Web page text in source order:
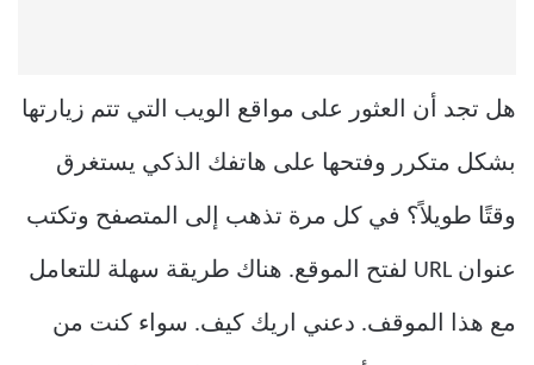
هل تجد أن العثور على مواقع الويب التي تتم زيارتها
بشكل متكرر وفتحها على هاتفك الذكي يستغرق
وقتًا طويلاً؟ في كل مرة تذهب إلى المتصفح وتكتب
عنوان URL لفتح الموقع. هناك طريقة سهلة للتعامل
مع هذا الموقف. دعني اريك كيف. سواء كنت من